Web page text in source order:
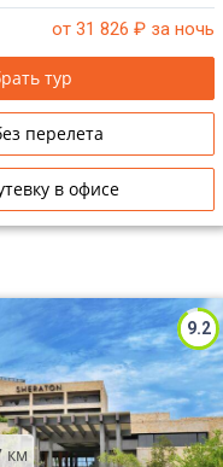
от 31 826 ₽ за ночь
тур
перелета
в офисе
9.2
км